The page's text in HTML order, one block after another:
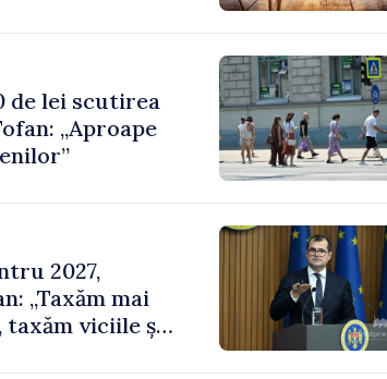
de lei scutirea
„Aproape
2027,
„Taxăm mai
viciile și